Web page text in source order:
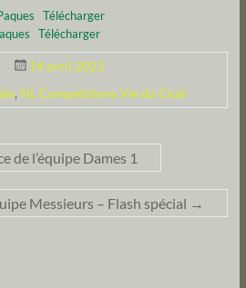
Télécharger
Télécharger
14 avril 2023
, NL Competitions Vie du Club
de l’équipe Dames 1
Messieurs – Flash spécial →